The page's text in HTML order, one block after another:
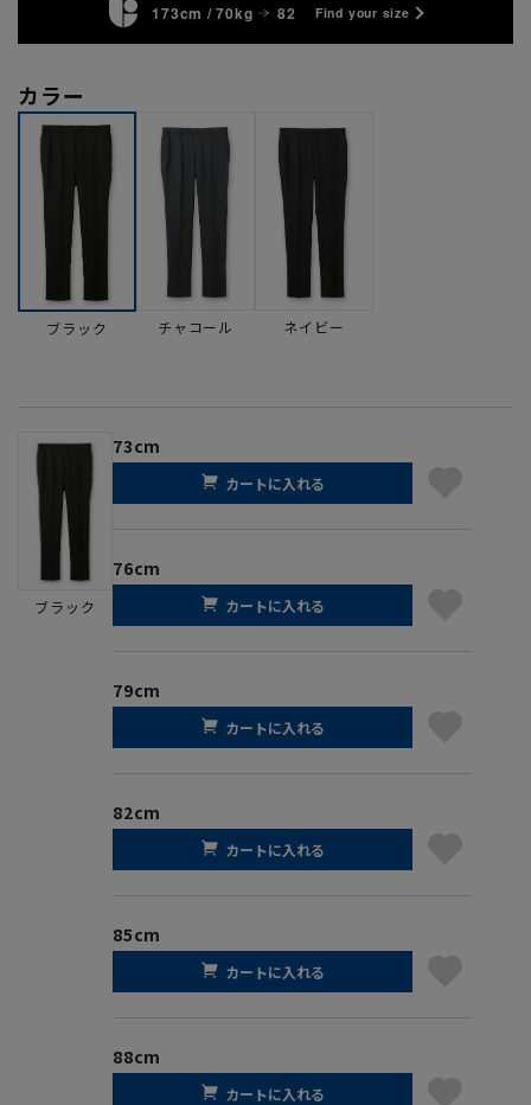
173cm / 70kg 82 Find your size
カラー
ブラック チャコール ネイビー
ブラック
73cm
カートに入れる
76cm
カートに入れる
79cm
カートに入れる
82cm
カートに入れる
85cm
カートに入れる
88cm
カートに入れる